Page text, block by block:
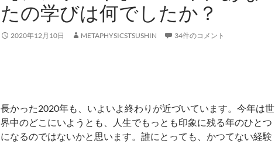
たの学びは何でしたか？
2020年12月10日 METAPHYSICSTSUSHIN 34件のコメント
長かった2020年も、いよいよ終わりが近づいています。今年は世
界中のどこにいようとも、人生でもっとも印象に残る年のひとつ
になるのではないかと思います。誰にとっても、かつてない経験